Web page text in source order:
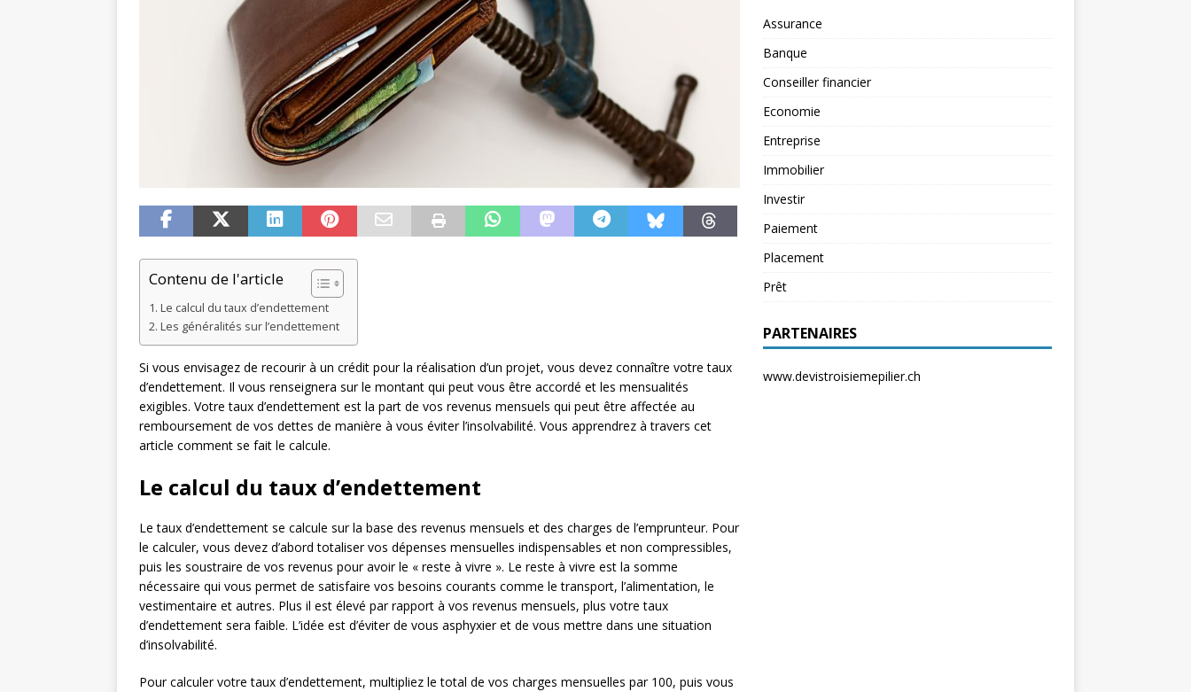
Contenu de l'article
Le calcul du taux d’endettement
Les généralités sur l’endettement
Si vous envisagez de recourir à un crédit pour la réalisation d’un projet, vous devez connaître votre taux
d’endettement. Il vous renseignera sur le montant qui peut vous être accordé et les mensualités
exigibles. Votre taux d’endettement est la part de vos revenus mensuels qui peut être affectée au
remboursement de vos dettes de manière à vous éviter l’insolvabilité. Vous apprendrez à travers cet
article comment se fait le calcule.
Le calcul du taux d’endettement
Le taux d’endettement se calcule sur la base des revenus mensuels et des charges de l’emprunteur. Pour
le calculer, vous devez d’abord totaliser vos dépenses mensuelles indispensables et non compressibles,
puis les soustraire de vos revenus pour avoir le « reste à vivre ». Le reste à vivre est la somme
nécessaire qui vous permet de satisfaire vos besoins courants comme le transport, l’alimentation, le
vestimentaire et autres. Plus il est élevé par rapport à vos revenus mensuels, plus votre taux
d’endettement sera faible. L’idée est d’éviter de vous asphyxier et de vous mettre dans une situation
d’insolvabilité.
Pour calculer votre taux d’endettement, multipliez le total de vos charges mensuelles par 100, puis vous
Assurance
Banque
Conseiller financier
Economie
Entreprise
Immobilier
Investir
Paiement
Placement
Prêt
PARTENAIRES
www.devistroisiemepilier.ch